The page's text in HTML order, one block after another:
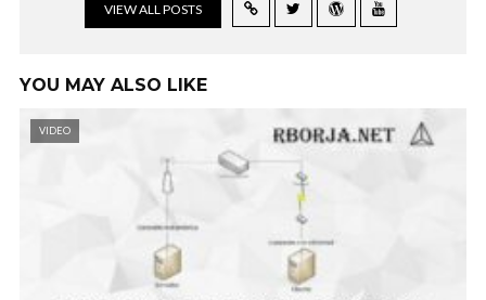
VIEW ALL POSTS
YOU MAY ALSO LIKE
VIDEO